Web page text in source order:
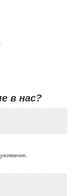
в нас?